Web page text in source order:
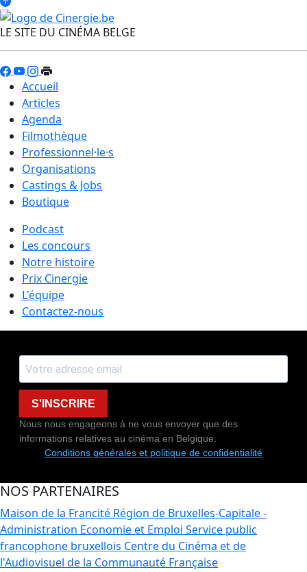
LE SITE DU CINÉMA BELGE
Accueil
Articles
Agenda
Filmothèque
Professionnel·le·s
Organisations
Castings & Jobs
Boutique
Podcast
Les concours
Notre histoire
Prix Cinergie
L'équipe
Contactez-nous
S'INSCRIRE
Nous nous engageons à ne vous envoyer que des
informations relatives au cinéma en Belgique.
Conditions générales et politique de confidentialité
NOS PARTENAIRES
Maison de la Francité Région de Bruxelles-Capitale -
Administration Economie et Emploi Service public
francophone bruxellois Centre du Cinéma et de
l'Audiovisuel de la Communauté Française